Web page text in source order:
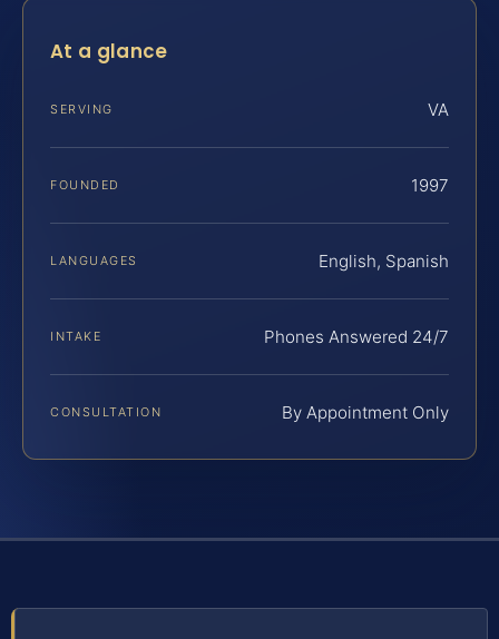
At a glance
SERVING VA
FOUNDED 1997
LANGUAGES English, Spanish
INTAKE Phones Answered 24/7
CONSULTATION By Appointment Only